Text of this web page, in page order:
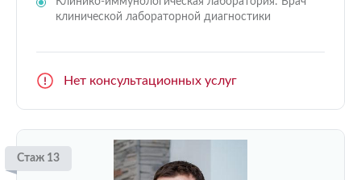
клинической лабораторной диагностики
Нет консультационных услуг
Стаж 13